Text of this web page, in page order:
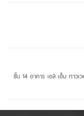
ชั้น 14 อาคาร เอส เอ็ม ทาวเ